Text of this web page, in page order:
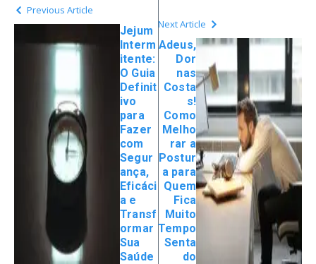
Previous Article
Jejum
Interm
itente:
O Guia
Definit
ivo
para
Fazer
com
Segur
ança,
Eficáci
a e
Transf
ormar
Sua
Saúde
Next Article
Adeus,
Dor
nas
Costa
s!
Como
Melho
rar a
Postur
a para
Quem
Fica
Muito
Tempo
Senta
do